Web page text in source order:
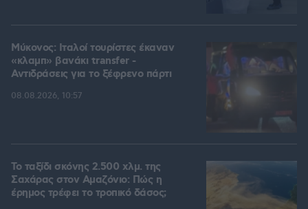
Μύκονος: Ιταλοί τουρίστες έκαναν
«κλαμπ» βανάκι transfer -
Αντιδράσεις για το ξέφρενο πάρτι
08.08.2026, 10:57
Το ταξίδι σκόνης 2.500 χλμ. της
Σαχάρας στον Αμαζόνιο: Πώς η
έρημος τρέφει το τροπικό δάσος;